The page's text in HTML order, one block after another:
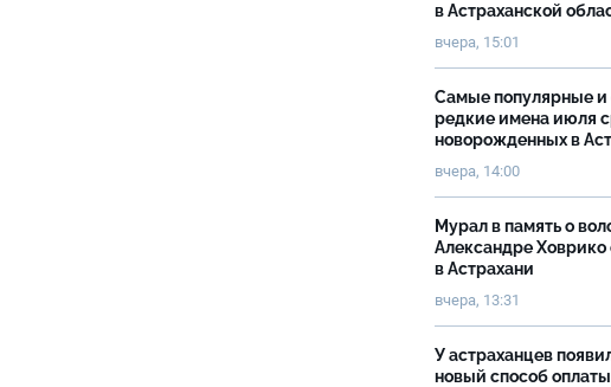
в Астраханской
вчера, 15:01
Самые популярные
редкие имена июля
новорожденных в
вчера, 14:00
Мурал в память о
Александре Ховрико
в Астрахани
вчера, 13:31
У астраханцев
новый способ оплаты